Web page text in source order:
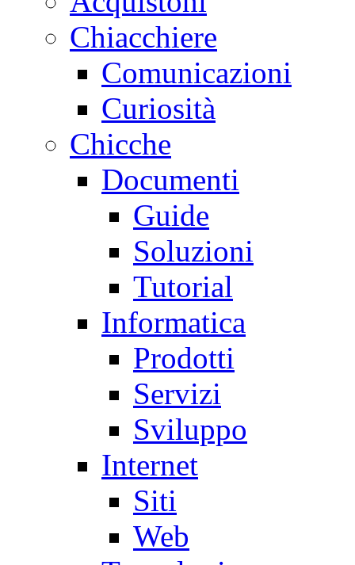
Chiacchiere
Comunicazioni
Curiosità
Chicche
Documenti
Guide
Soluzioni
Tutorial
Informatica
Prodotti
Servizi
Sviluppo
Internet
Siti
Web